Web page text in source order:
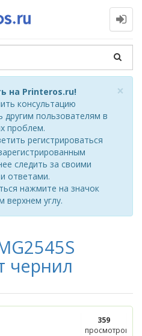
×
на Printeros.ru!
консультацию
другим пользователям в
проблем.
регистрироваться
следить за своими
ответами.
нажмите на значок
верхнем углу.
чернил
359
просмотров